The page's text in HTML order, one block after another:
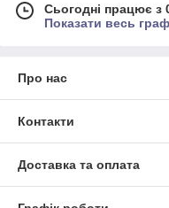
Сьогодні працює з
Показати весь
Про нас
Контакти
Доставка та оплата